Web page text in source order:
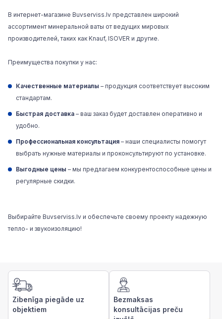
В интернет-магазине Buvserviss.lv представлен широкий
ассортимент минеральной ваты от ведущих мировых
производителей, таких как Knauf, ISOVER и другие.
Преимущества покупки у нас:
Качественные материалы – продукция соответствует высоким
стандартам.
Быстрая доставка – ваш заказ будет доставлен оперативно и
удобно.
Профессиональная консультация – наши специалисты помогут
выбрать нужные материалы и проконсультируют по установке.
Выгодные цены – мы предлагаем конкурентоспособные цены и
регулярные скидки.
Выбирайте Buvserviss.lv и обеспечьте своему проекту надежную
тепло- и звукоизоляцию!
Zibenīga piegāde uz
objektiem
Bezmaksas
konsultācijas preču